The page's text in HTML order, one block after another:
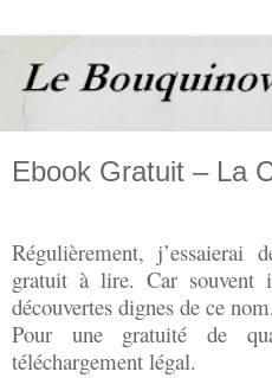
Ebook Gratuit – La
Régulièrement, j’essaierai
gratuit à lire. Car souvent
découvertes dignes de ce
Pour une gratuité de
téléchargement légal.